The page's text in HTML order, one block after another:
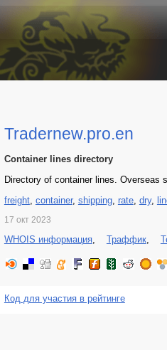
Tradernew.pro.en
Container lines directory
Directory of container lines. Overseas
freight, container, shipping, rate, dry,
17 окт 2023
WHOIS информация, Траффик,
Код для участия в рейтинге